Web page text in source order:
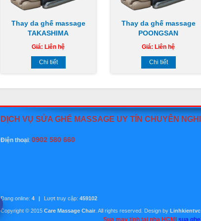
Thay da ghế massage
TAKASHIMA
Giá: Liên hệ
Chi tiết
Thay da ghế massage
POONGSAN
Giá: Liên hệ
Chi tiết
DỊCH VỤ SỬA GHẾ MASSAGE UY TÍN CHUYÊN
Điện thoại: 0902 580 660
Đang online: 4 Lượt truy cập: 459102
Copyright © 2015 Care Massage Chair . All rights reserved. Design by Linhkientvc